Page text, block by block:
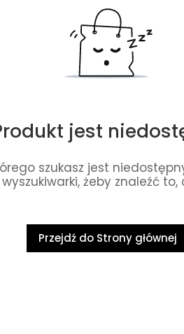
jest
szukasz jest
żeby znaleźć
Przejdź do Strony głównej